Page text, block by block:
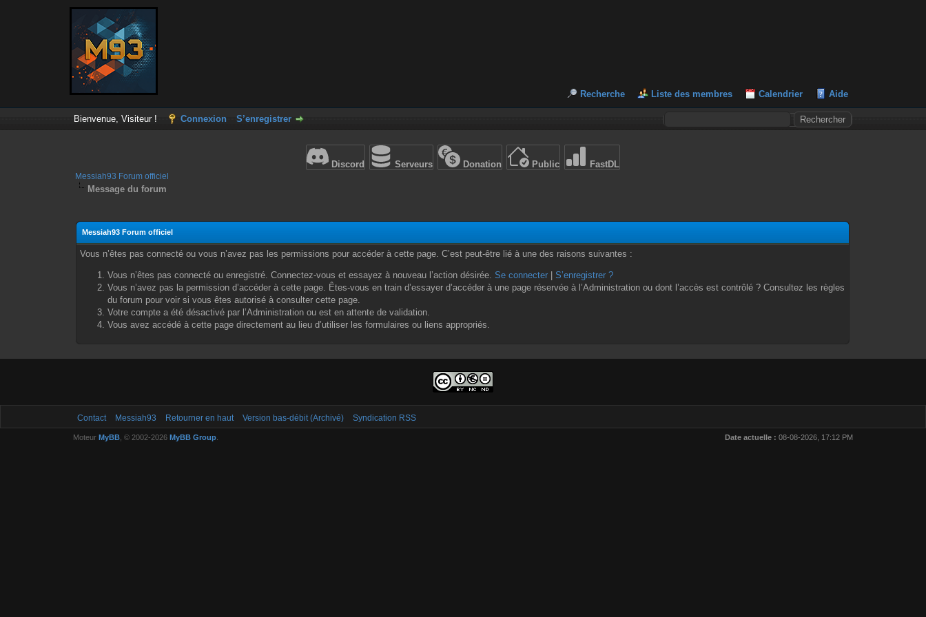
Recherche Liste des membres Calendrier Aide
Bienvenue, Visiteur ! Connexion S’enregistrer
Discord Serveurs Donation Public FastDL
Messiah93 Forum officiel
Message du forum
Messiah93 Forum officiel
Vous n’êtes pas connecté ou vous n’avez pas les permissions pour accéder à cette page. C’est peut-être lié à une des raisons suivantes :
Vous n’êtes pas connecté ou enregistré. Connectez-vous et essayez à nouveau l’action désirée.Se connecter |S’enregistrer ?
Vous n’avez pas la permission d’accéder à cette page. Êtes-vous en train d’essayer d’accéder à une page réservée à l’Administration ou dont l’accès est contrôlé ? Consultez les règles
du forum pour voir si vous êtes autorisé à consulter cette page.
Votre compte a été désactivé par l’Administration ou est en attente de validation.
Vous avez accédé à cette page directement au lieu d’utiliser les formulaires ou liens appropriés.
Contact Messiah93 Retourner en haut Version bas-débit (Archivé) Syndication RSS
Date actuelle : 08-08-2026, 17:12 PM
Moteur MyBB, © 2002-2026 MyBB Group.